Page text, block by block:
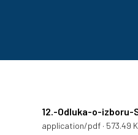
12.-Odluka-o-
application/pdf · 573.49